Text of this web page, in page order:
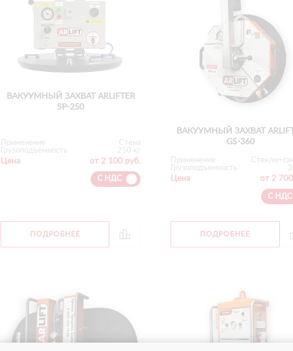
ВАКУУМНЫЙ ЗАХВАТ ARLIFTER
SP-250
Применение
Стена
Грузоподъемность
250 кг
Цена от 2 100 руб.
С НДС
ПОДРОБНЕЕ
ВАКУУМНЫЙ ЗАХВАТ
GS-360
Применение
Грузоподъемность
Цена от 2
С НДС
ПОДРОБНЕЕ